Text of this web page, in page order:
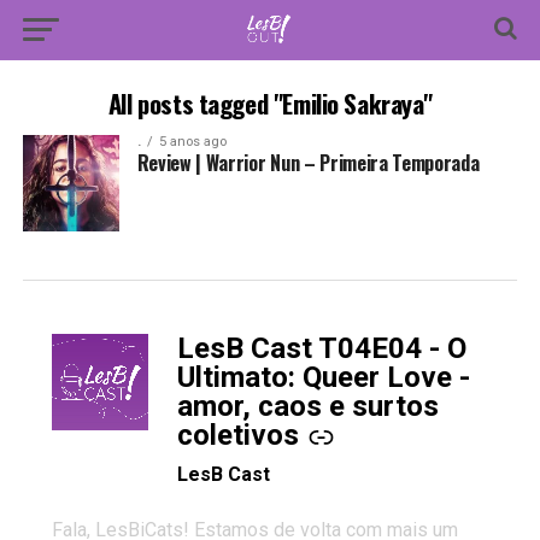
All posts tagged "Emilio Sakraya"
. 5 anos ago
Review | Warrior Nun – Primeira Temporada
LesB Cast T04E04 - O
Ultimato: Queer Love -
amor, caos e surtos
coletivos
-
LesB Cast
Fala, LesBiCats! Estamos de volta com mais um